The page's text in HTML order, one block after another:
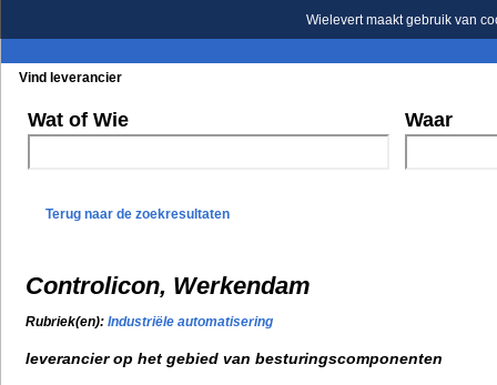
Wielevert maakt gebruik van
Vind leverancier
Wat of Wie Waar
Terug naar de zoekresultaten
Controlicon, Werkendam
Rubriek(en): Industriële automatisering
leverancier op het gebied van besturingscomponenten